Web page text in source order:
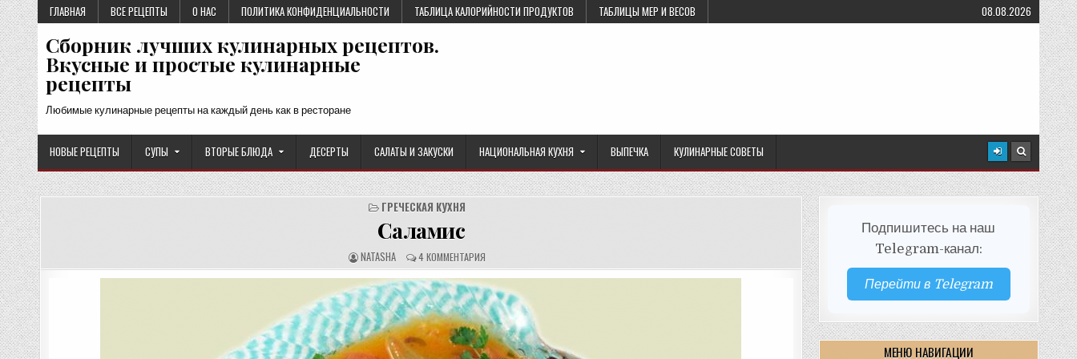
Перейти
к
содержимому
ГЛАВНАЯ ВСЕ РЕЦЕПТЫ О НАС ПОЛИТИКА КОНФИДЕНЦИАЛЬНОСТИ ТАБЛИЦА КАЛОРИЙНОСТИ ПРОДУКТОВ ТАБЛИЦЫ МЕР И ВЕСОВ 08.08.2026
Сборник лучших кулинарных рецептов.
Вкусные и простые кулинарные
рецепты
Любимые кулинарные рецепты на каждый день как в ресторане
НОВЫЕ РЕЦЕПТЫ СУПЫ ВТОРЫЕ БЛЮДА ДЕСЕРТЫ САЛАТЫ И ЗАКУСКИ НАЦИОНАЛЬНАЯ КУХНЯ ВЫПЕЧКА КУЛИНАРНЫЕ СОВЕТЫ
ГРЕЧЕСКАЯ КУХНЯ
Саламис
А
В
Т
О
Р
Р
Е
Ц
Е
П
Т
NATASHA О
Т
З
Ы
В
Ы
:
4 КОММЕНТАРИЯ
Подпишитесь на наш
Telegram-канал:
Перейти в Telegram
МЕНЮ НАВИГАЦИИ